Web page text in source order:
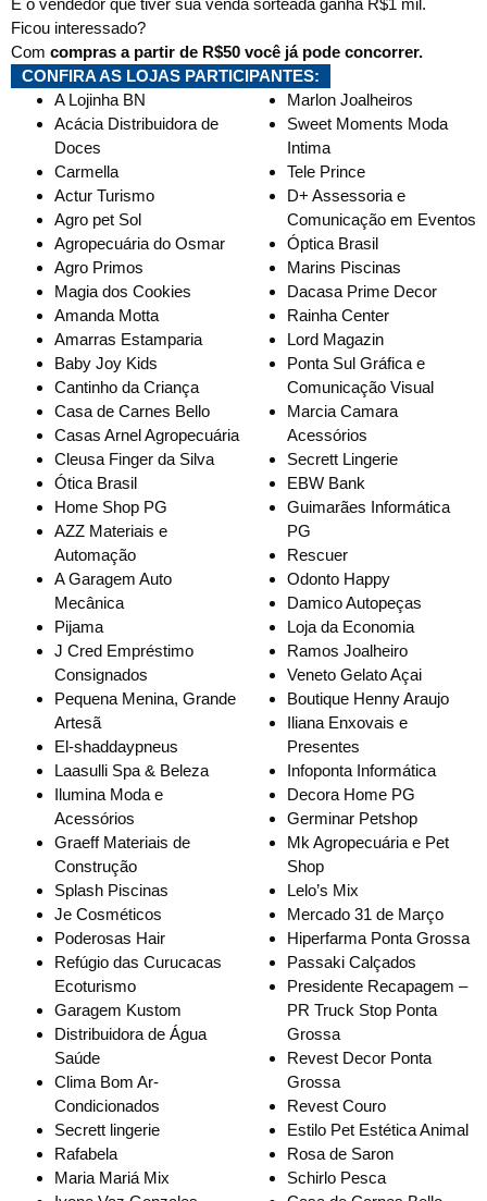
E o vendedor que tiver sua venda sorteada ganha R$1 mil.
Ficou interessado?
Com compras a partir de R$50 você já pode concorrer.
CONFIRA AS LOJAS PARTICIPANTES:
A Lojinha BN
Acácia Distribuidora de
Doces
Carmella
Actur Turismo
Agro pet Sol
Agropecuária do Osmar
Agro Primos
Magia dos Cookies
Amanda Motta​
Amarras Estamparia
Baby Joy Kids
Cantinho da Criança
Casa de Carnes Bello
Casas Arnel Agropecuária
Cleusa Finger da Silva
Ótica Brasil
Home Shop PG
AZZ Materiais e
Automação
A Garagem Auto
Mecânica
Pijama
J Cred Empréstimo
Consignados
Pequena Menina, Grande
Artesã
El-shaddaypneus
Laasulli Spa & Beleza
Ilumina Moda e
Acessórios
Graeff Materiais de
Construção
Splash Piscinas
Je Cosméticos
Poderosas Hair
Refúgio das Curucacas
Ecoturismo
Garagem Kustom
Distribuidora de Água
Saúde
Clima Bom Ar-
Condicionados
Secrett lingerie
Rafabela
Maria Mariá Mix
Marlon Joalheiros
Sweet Moments Moda
Intima
Tele Prince
D+ Assessoria e
Comunicação em Eventos
Óptica Brasil
Marins Piscinas
Dacasa Prime Decor
Rainha Center
Lord Magazin
Ponta Sul Gráfica e
Comunicação Visual
Marcia Camara
Acessórios
Secrett Lingerie
EBW Bank
Guimarães Informática
PG
Rescuer
Odonto Happy
Damico Autopeças
Loja da Economia
Ramos Joalheiro
Veneto Gelato Açai
Boutique Henny Araujo
Iliana Enxovais e
Presentes
Infoponta Informática
Decora Home PG
Germinar Petshop
Mk Agropecuária e Pet
Shop
Lelo’s Mix
Mercado 31 de Março
Hiperfarma Ponta Grossa
Passaki Calçados
Presidente Recapagem –
PR Truck Stop Ponta
Grossa
Revest Decor Ponta
Grossa
Revest Couro
Estilo Pet Estética Animal
Rosa de Saron
Schirlo Pesca